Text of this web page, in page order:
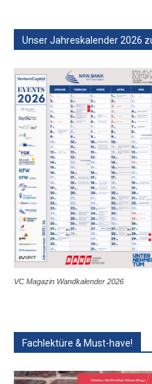
Unser Jahreskalender 2026
VC Magazin Wandkalender 2026
Fachlektüre & Must-have!